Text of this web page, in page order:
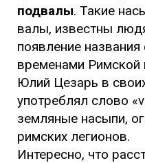
подвалы. Такие
валы, известны
появление названия
временами Римской
Юлий Цезарь в
употреблял слово
земляные насыпи,
римских легионов.
Интересно, что